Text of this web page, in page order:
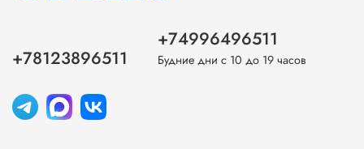
+78123896511
+74996496511
Будние дни с 10 до 19 часов